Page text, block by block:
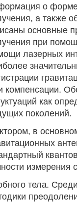
о форме
а также
основные
при
лазерных
компенсации.
как
поколений.
в
измерения
тела.